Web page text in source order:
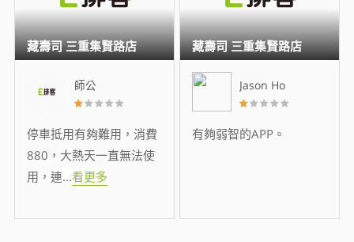
師公
停車抵用有夠難用，消費
880，大熱天一直無法使
用，連...看更多
藏壽司 三重集賢路店
Jason Ho
有夠弱智的APP。
藏壽司 三重集賢路店